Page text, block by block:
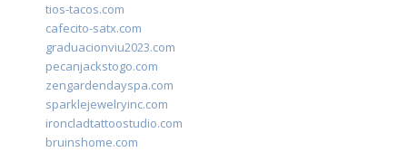
tios-tacos.com
cafecito-satx.com
graduacionviu2023.com
pecanjackstogo.com
zengardendayspa.com
sparklejewelryinc.com
ironcladtattoostudio.com
bruinshome.com